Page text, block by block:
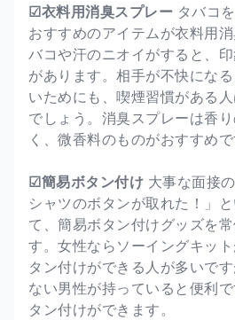
☑衣料用消臭スプレー タバコ
おすすめのアイテムが衣料用
バコや汗のニオイがすると、
があります。相手が不快にな
いためにも、喫煙習慣がある
でしょう。消臭スプレーは香
く、微香料のものがおすすめで
☑簡易ボタン付け 大事な面接
シャツのボタンが取れた！」
て、簡易ボタン付けグッズを
す。女性ならソーイングキッ
タン付けができる人が多いで
ない男性が持っていると便利
タン付けができます。